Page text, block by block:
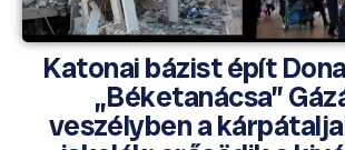
Katonai bázist épít
„Béketanácsa”
veszélyben a